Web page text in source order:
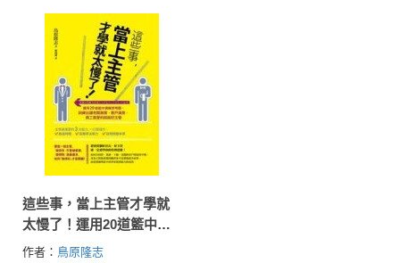
這些事，當上主管才學就
太慢了！運用20道籃中演
練思考題，訓練出讓老闆
作者： 鳥原隆志